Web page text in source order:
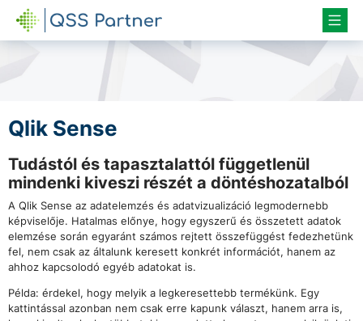
QSS PARTNER
Qlik Sense
Tudástól és tapasztalattól függetlenül
mindenki kiveszi részét a döntéshozatalból
A Qlik Sense az adatelemzés és adatvizualizáció legmodernebb
képviselője. Hatalmas előnye, hogy egyszerű és összetett adatok
elemzése során egyaránt számos rejtett összefüggést fedezhetünk
fel, nem csak az általunk keresett konkrét információt, hanem az
ahhoz kapcsolodó egyéb adatokat is.
Példa: érdekel, hogy melyik a legkeresettebb termékünk. Egy
kattintással azonban nem csak erre kapunk választ, hanem arra is,